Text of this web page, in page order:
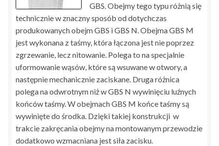
GBS. Obejmy tego typu różnią się
technicznie w znaczny sposób od dotychczas
produkowanych obejm GBS i GBS N. Obejma GBS M
jest wykonana z taśmy, która łączona jest nie poprzez
zgrzewanie, lecz nitowanie. Polega to na specjalnie
uformowanie wąsów, które są wsuwane w otwory, a
następnie mechanicznie zaciskane. Druga różnica
polega na odwrotnym niż w GBS N wywinięciu luźnych
końców taśmy. W obejmach GBS M końce taśmy są
wywinięte do środka. Dzięki takiej konstrukcji w
trakcie zakręcania obejmy na montowanym przewodzie
dodatkowo wzmacniana jest siła zacisku.